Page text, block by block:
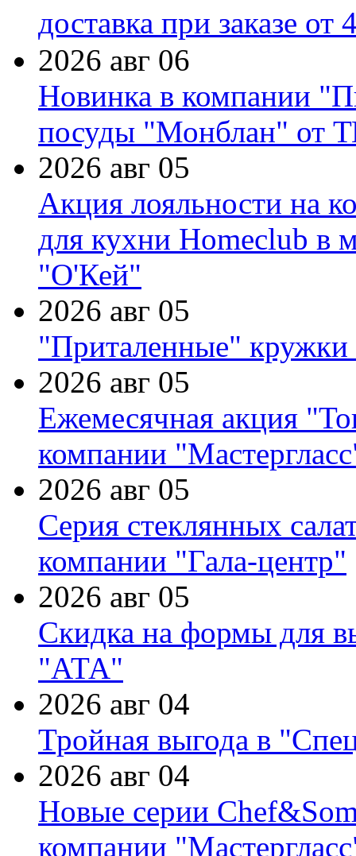
доставка при заказе от
2026 авг 06
Новинка в компании
посуды "Монблан" от
2026 авг 05
Акция лояльности на
для кухни Homeclub в
"О'Кей"
2026 авг 05
"Приталенные" кружки
2026 авг 05
Ежемесячная акция
компании
2026 авг 05
Серия стеклянных
компании "Гала-центр"
2026 авг 05
Скидка на формы для
"АТА"
2026 авг 04
Тройная выгода в
2026 авг 04
Новые серии
компании